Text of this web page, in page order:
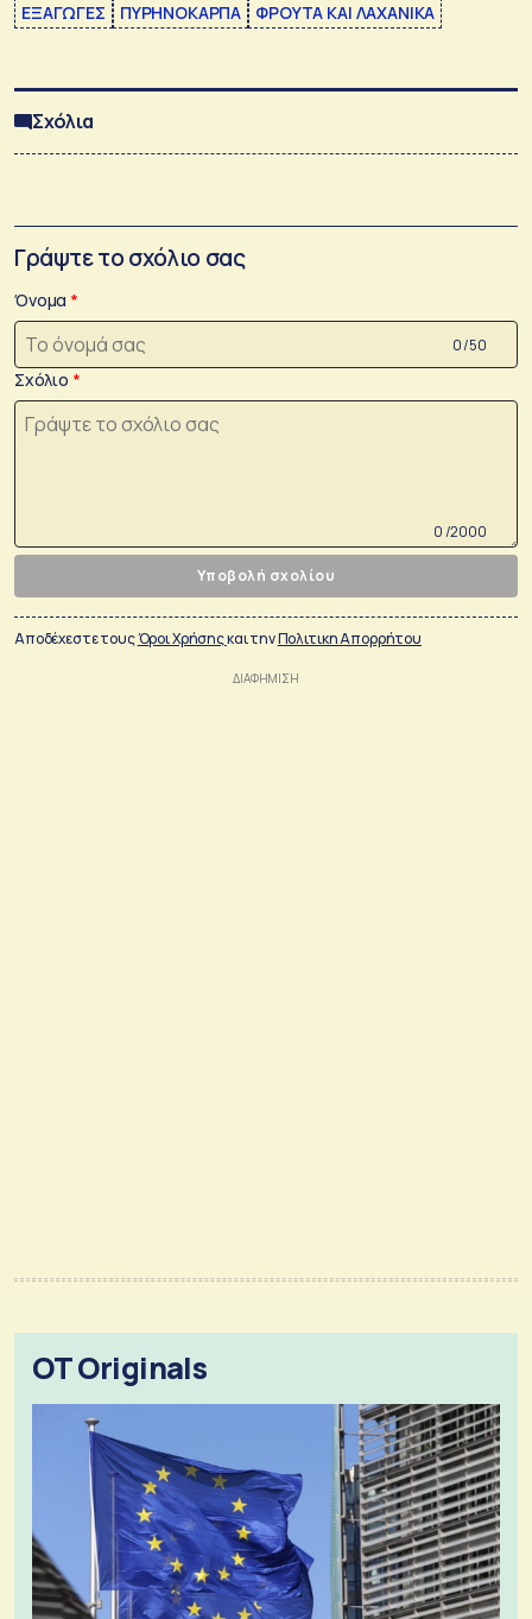
ΕΞΑΓΩΓΕΣ ΠΥΡΗΝΟΚΑΡΠΑ ΦΡΟΥΤΑ ΚΑΙ ΛΑΧΑΝΙΚΑ
Σχόλια
Γράψτε το σχόλιο σας
Όνομα
0 /50
Σχόλιο
0 /2000
Υποβολή σχολίου
Αποδέχεστε τουςΌροι Χρήσηςκαι τηνΠολιτικη Απορρήτου
OT Originals